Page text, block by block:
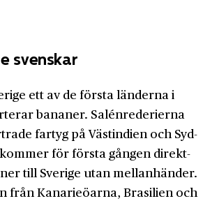
svenskar
ett av de första länderna i
bananer. Salén­rederierna
fartyg på Västindien och Syd­
för första gången direkt­
till Sverige utan mellan­händer.
från Kanarie­öarna, Brasilien och